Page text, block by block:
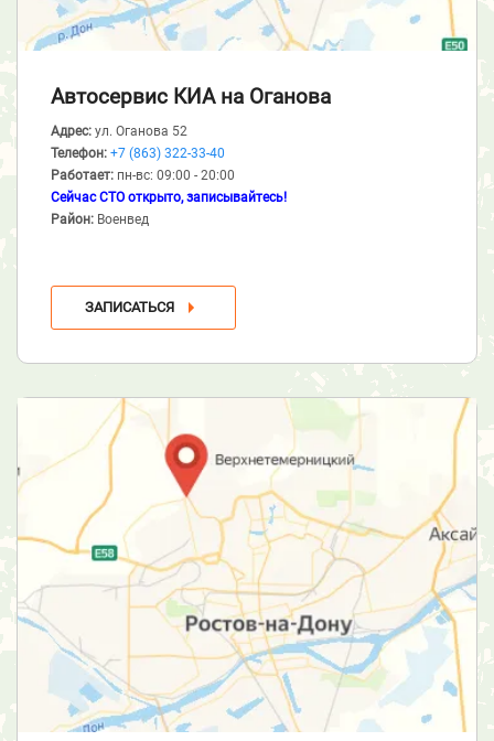
Автосервис КИА на Оганова
Адрес: ул. Оганова 52
Телефон: +7 (863) 322-33-40
Работает: пн-вс: 09:00 - 20:00
Сейчас СТО открыто, записывайтесь!
Район: Военвед
ЗАПИСАТЬСЯ